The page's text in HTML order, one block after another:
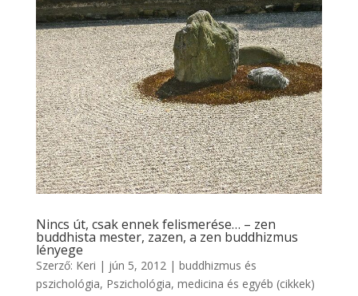
Nincs út, csak ennek felismerése… – zen
buddhista mester, zazen, a zen buddhizmus
lényege
Szerző: Keri | jún 5, 2012 | buddhizmus és
pszichológia, Pszichológia, medicina és egyéb (cikkek)